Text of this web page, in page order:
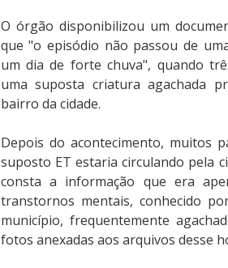
O órgão disponibilizou um
que "o episódio não passou de
um dia de forte chuva", quando
uma suposta criatura agachada
bairro da cidade.
Depois do acontecimento, muitos
suposto ET estaria circulando pela
consta a informação que era
transtornos mentais, conhecido
município, frequentemente
fotos anexadas aos arquivos desse